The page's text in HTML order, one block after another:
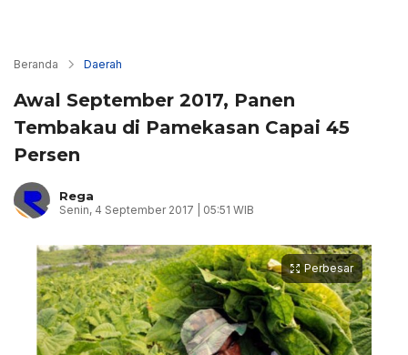
Beranda Daerah
Awal September 2017, Panen
Tembakau di Pamekasan Capai 45
Persen
Rega
Senin, 4 September 2017 | 05:51 WIB
Perbesar